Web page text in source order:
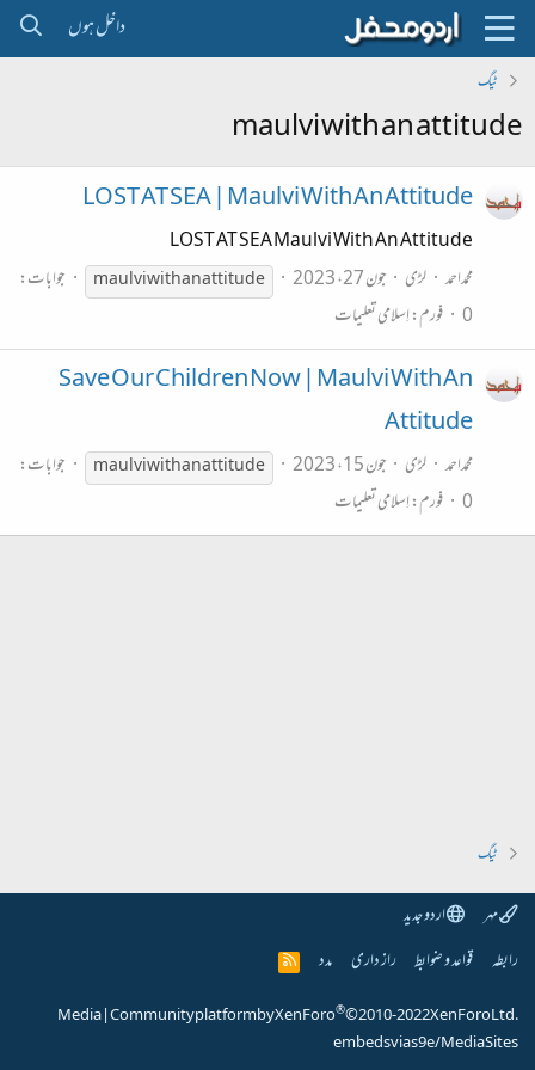
داخل ہوں
ٹیگ
maulvi with an attitude
LOST AT SEA | Maulvi With An Attitude
LOST AT SEA Maulvi With An Attitude
محمداحمد لڑی جون 27، 2023 maulviwithanattitude
جوابات:
0 فورم:اِسلامی تعلیمات
Save Our Children Now | Maulvi With An
Attitude
محمداحمد لڑی جون 15، 2023 maulviwithanattitude
جوابات:
0 فورم:اِسلامی تعلیمات
ٹیگ
مہر
اردو جدید
رابطہ قواعد و ضوابط راز داری مدد
R
S
Community platform by XenForo®© 2010-2022 XenForo Ltd.
|
Media
embeds via s9e/MediaSites